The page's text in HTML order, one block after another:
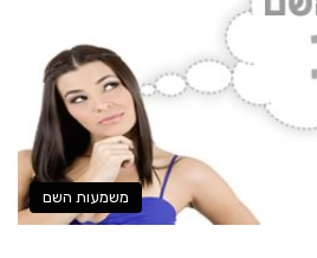
משמעות השם